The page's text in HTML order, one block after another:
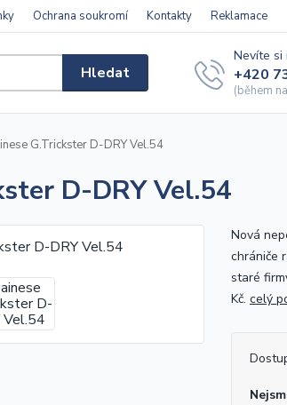
Ochrana soukromí Kontakty Reklamace
Hledat
Nevíte si
+420
(během
G.Trickster D-DRY Vel.54
D-DRY Vel.54
Nová
chrániče
staré
Kč. celý